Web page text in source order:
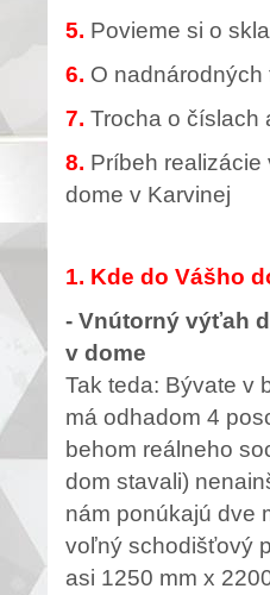
5. Povieme si o
6. O nadnárodných
7. Trocha o číslach
8. Príbeh
dome v Karvinej
1. Kde do Vášho
- Vnútorný výťah
v dome
Tak teda: Bývate v
má odhadom 4
behom reálneho
dom stavali)
nám ponúkajú dve
voľný schodišťový
asi 1250 mm x